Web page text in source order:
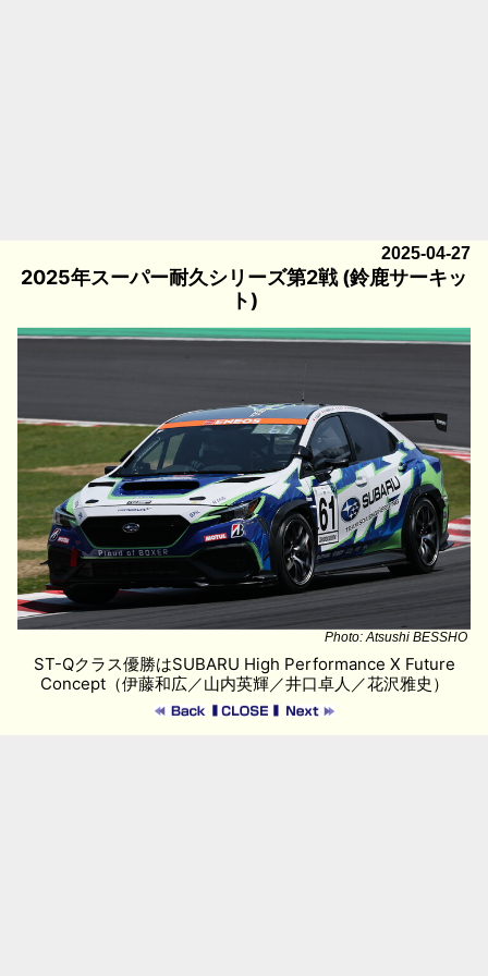
2025-04-27
2025年スーパー耐久シリーズ第2戦 (鈴鹿サーキッ
ト)
Photo: Atsushi BESSHO
ST-Qクラス優勝はSUBARU High Performance X Future
Concept（伊藤和広／山内英輝／井口卓人／花沢雅史）